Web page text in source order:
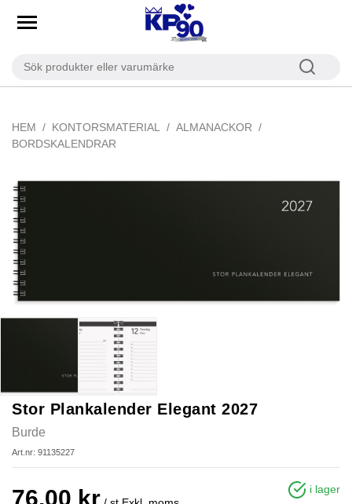
HEM KONTORSMATERIAL
ALMANACKOR
BORDSKALENDRAR
Stor Plankalender Elegant 2027
Burde
Art.nr: 91135227
76,00 kr i lager